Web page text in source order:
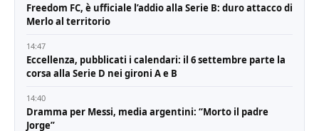
Freedom FC, è ufficiale l’addio alla Serie B: duro attacco di
Merlo al territorio
14:47
Eccellenza, pubblicati i calendari: il 6 settembre parte la
corsa alla Serie D nei gironi A e B
14:40
Dramma per Messi, media argentini: “Morto il padre
Jorge”